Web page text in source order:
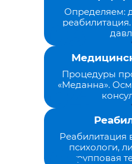
Определяем:
Процедуры
«Меданна».
Реабилитация
психологи,
групповая